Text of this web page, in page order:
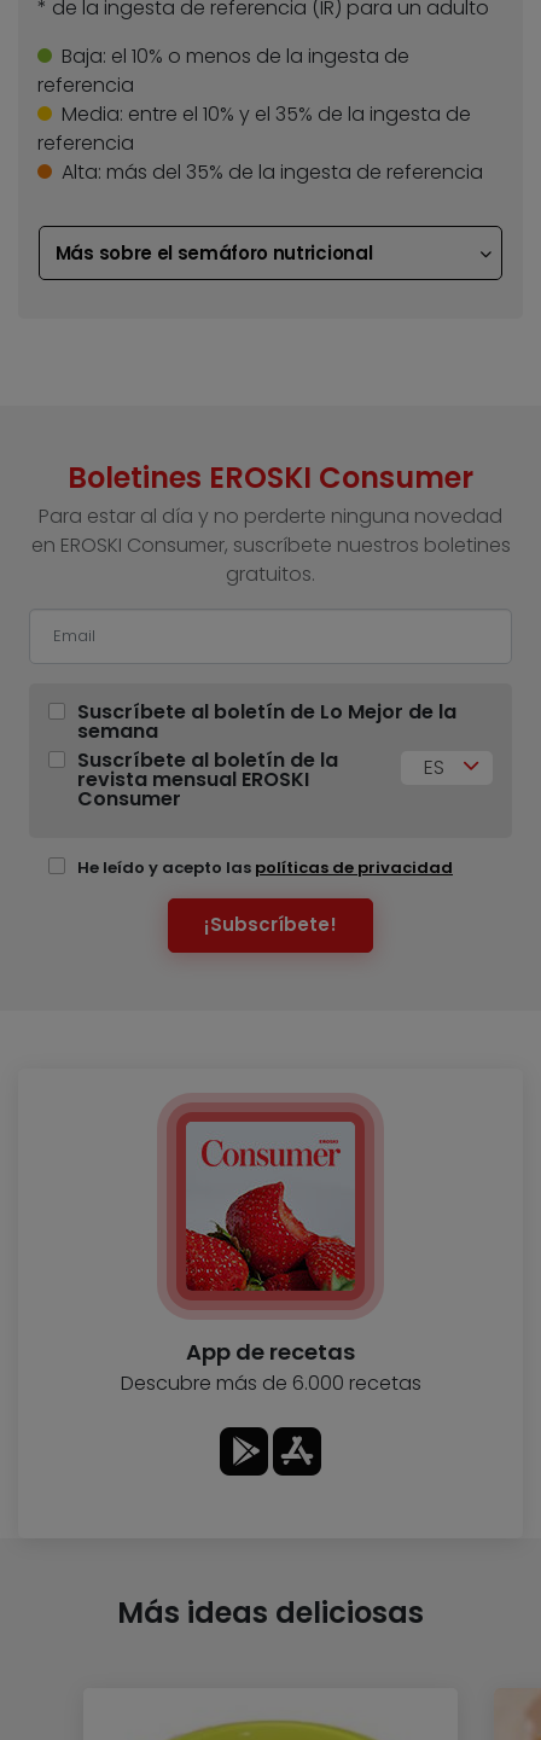
* de la ingesta de referencia (IR) para un adulto
Baja: el 10% o menos de la ingesta de
referencia
Media: entre el 10% y el 35% de la ingesta de
referencia
Alta: más del 35% de la ingesta de referencia
Más sobre el semáforo nutricional
Boletines EROSKI Consumer
Para estar al día y no perderte ninguna novedad
en EROSKI Consumer, suscríbete nuestros boletines
gratuitos.
Suscríbete al boletín de Lo Mejor de la
semana
Suscríbete al boletín de la
revista mensual EROSKI
Consumer
ES
He leído y acepto las políticas de privacidad
¡Subscríbete!
App de recetas
Descubre más de 6.000 recetas
Más ideas deliciosas